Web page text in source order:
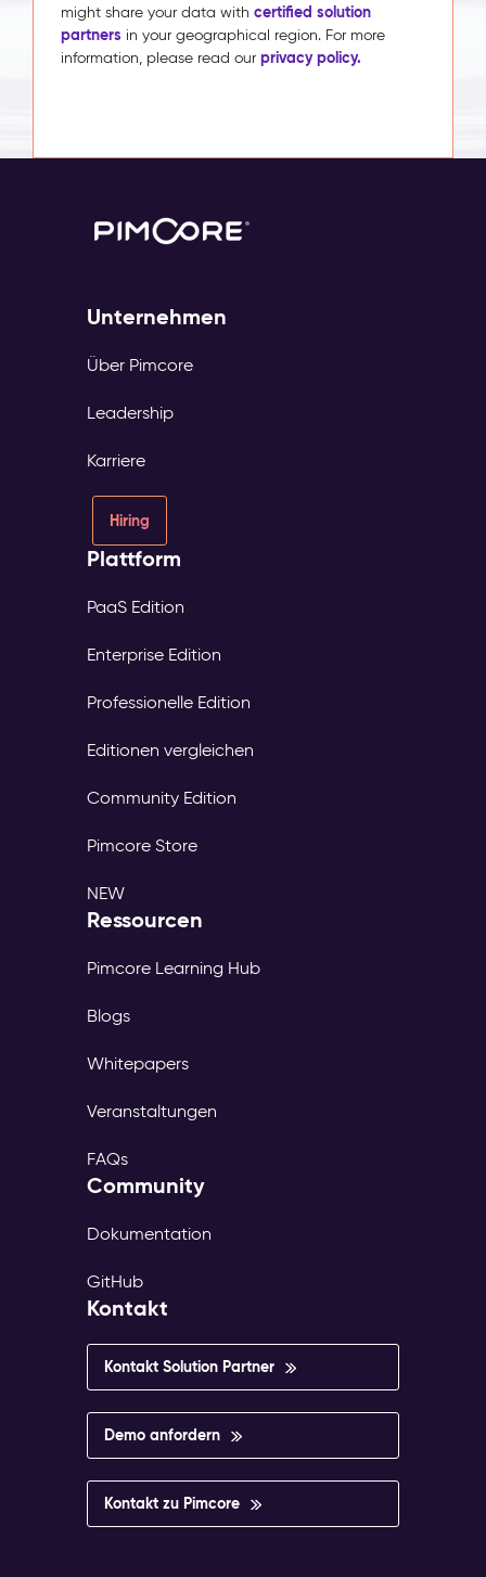
might share your data with certified solution
partners in your geographical region. For more
information, please read our privacy policy.
Unternehmen
Über Pimcore
Leadership
Karriere
Hiring
Plattform
PaaS Edition
Enterprise Edition
Professionelle Edition
Editionen vergleichen
Community Edition
Pimcore Store
NEW
Ressourcen
Pimcore Learning Hub
Blogs
Whitepapers
Veranstaltungen
FAQs
Community
Dokumentation
GitHub
Kontakt
Kontakt Solution Partner
Demo anfordern
Kontakt zu Pimcore